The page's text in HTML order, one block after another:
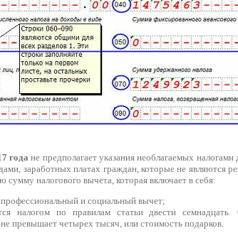
года не предполагает указания необлагаемых
заработных платах граждан, которые не являются
налогового вычета, которая включает в себя:
и социальный вычет;
налогом по правилам статьи двести
превышает четырех тысяч, или стоимость подарков.